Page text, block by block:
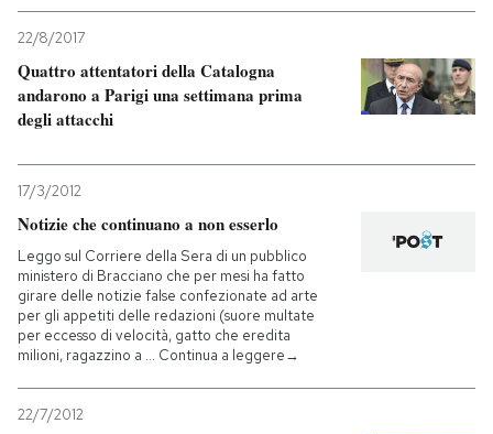
22/8/2017
Quattro attentatori della Catalogna
andarono a Parigi una settimana prima
degli attacchi
17/3/2012
Notizie che continuano a non esserlo
Leggo sul Corriere della Sera di un pubblico
ministero di Bracciano che per mesi ha fatto
girare delle notizie false confezionate ad arte
per gli appetiti delle redazioni (suore multate
per eccesso di velocità, gatto che eredita
milioni, ragazzino a … Continua a leggere→
22/7/2012